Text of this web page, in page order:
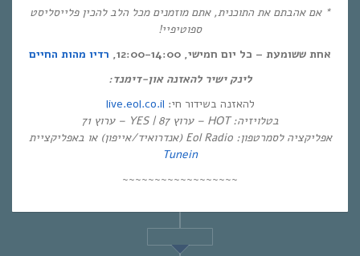
* אם אהבתם את התוכנית, אתם מוזמנים מכל הלב להכין פלייסליסט
ספוטיפיי!
אחת ששומעת – כל יום חמישי, 12:00-14:00,
רדיו מהות החיים
לינק ישיר להאזנה און-דימנד:
להאזנה בשידור חי: live.eol.co.il
בטלויזיה: HOT – ערוץ 87 | YES – ערוץ 71
אפליקציה לסמרטפון: Eol Radio (אנדרואיד/אייפון) או באפליקציית
Tunein
~~~~~~~~~~~~~~~~~~